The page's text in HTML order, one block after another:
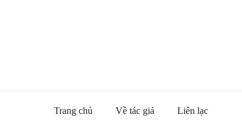
Trang chủ Về tác giả Liên lạc